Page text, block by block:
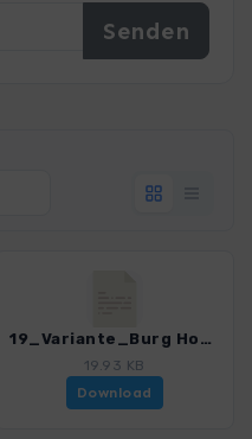
19_Variante_Burg Hohenzollern.gpx
19.93 KB
Download